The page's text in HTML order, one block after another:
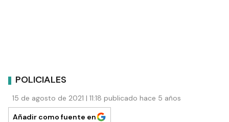
POLICIALES
15 de agosto de 2021 | 11:18 publicado hace 5 años
Añadir como fuente en